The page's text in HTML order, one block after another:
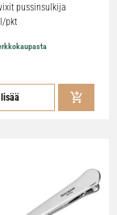
pussinsulkija
pkt